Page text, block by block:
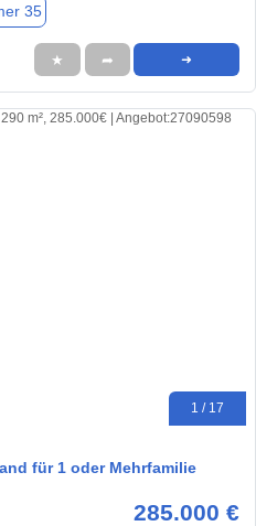
35
★ ➦ ➜
1 / 17
für 1 oder Mehrfamilie
285.000 €